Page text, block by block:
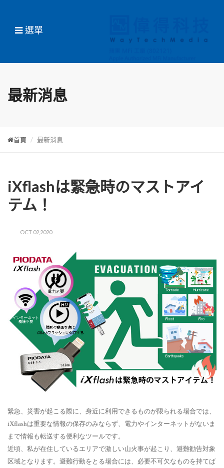
選單
最新消息
首頁 最新消息
iXflashは緊急時のマストアイ
テム！
OCT 02,2020
緊急、災害が起こる際に 、身近に利用できるものが限られる場合では、
iXflashは重要な情報の保存のみならず、電力やインターネットがないま
まで情報も転送する便利なツールです。
近頃、私が在住しているエリアで激しい山火事が起こり、避難勧告対象
区域となります。避難行動をとる場合には、必要不可欠なものを持てば